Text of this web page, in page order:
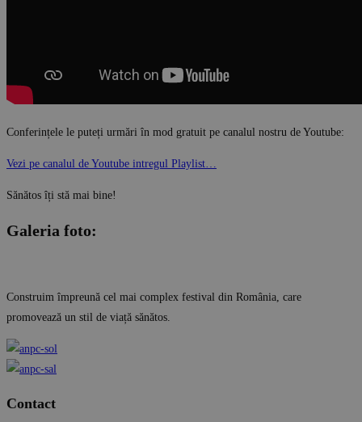
Conferințele le puteți urmări în mod gratuit pe canalul nostru de Youtube:
Vezi pe canalul de Youtube intregul Playlist…
Sănătos îți stă mai bine!
Galeria foto:
Construim împreună cel mai complex festival din România, care
promovează un stil de viață sănătos.
Contact